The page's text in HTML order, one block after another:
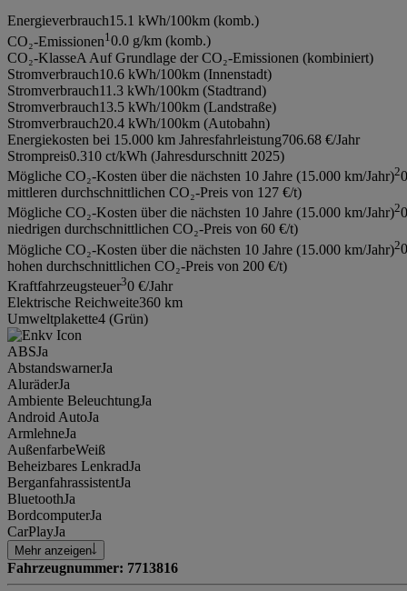
Energieverbrauch15.1 kWh/100km (komb.)
CO₂-Emissionen1 0.0 g/km (komb.)
CO₂-KlasseA Auf Grundlage der CO₂-Emissionen (kombiniert)
Stromverbrauch10.6 kWh/100km (Innenstadt)
Stromverbrauch11.3 kWh/100km (Stadtrand)
Stromverbrauch13.5 kWh/100km (Landstraße)
Stromverbrauch20.4 kWh/100km (Autobahn)
Energiekosten bei 15.000 km Jahresfahrleistung706.68 €/Jahr
Strompreis0.310 ct/kWh (Jahresdurschnitt 2025)
Mögliche CO₂-Kosten über die nächsten 10 Jahre (15.000 km/Jahr)2
mittleren durchschnittlichen CO₂-Preis von 127 €/t)
Mögliche CO₂-Kosten über die nächsten 10 Jahre (15.000 km/Jahr)2
niedrigen durchschnittlichen CO₂-Preis von 60 €/t)
Mögliche CO₂-Kosten über die nächsten 10 Jahre (15.000 km/Jahr)2
hohen durchschnittlichen CO₂-Preis von 200 €/t)
Kraftfahrzeugsteuer30 €/Jahr
Elektrische Reichweite360 km
Umweltplakette4 (Grün)
ABSJa
AbstandswarnerJa
AluräderJa
Ambiente BeleuchtungJa
Android AutoJa
ArmlehneJa
AußenfarbeWeiß
Beheizbares LenkradJa
BerganfahrassistentJa
BluetoothJa
BordcomputerJa
CarPlayJa
Mehr anzeigen
Fahrzeugnummer: 7713816